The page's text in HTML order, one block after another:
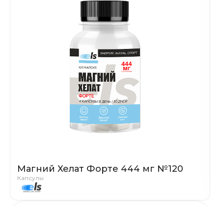
Магний Хелат Форте 444 мг №120
Капсулы